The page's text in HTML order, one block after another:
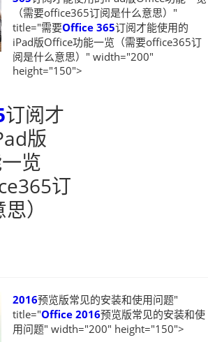
（需要office365订阅是什么意思）"
title="需要Office 365订阅才能使用的
iPad版Office功能一览（需要office365订
阅是什么意思）" width="200"
height="150">
订阅才
版
览
订
）
2016预览版常见的安装和使用问题"
title="Office 2016预览版常见的安装和使
用问题" width="200" height="150">